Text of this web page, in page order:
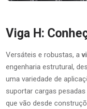
Viga H:
Versáteis e robustas, a
engenharia estrutural,
uma variedade de
suportar cargas
que vão desde